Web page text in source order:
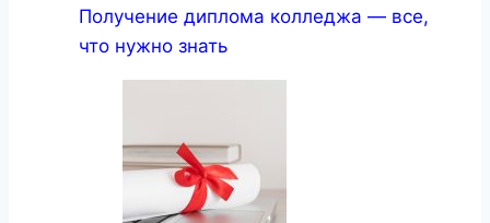
Получение диплома колледжа — все,
что нужно знать